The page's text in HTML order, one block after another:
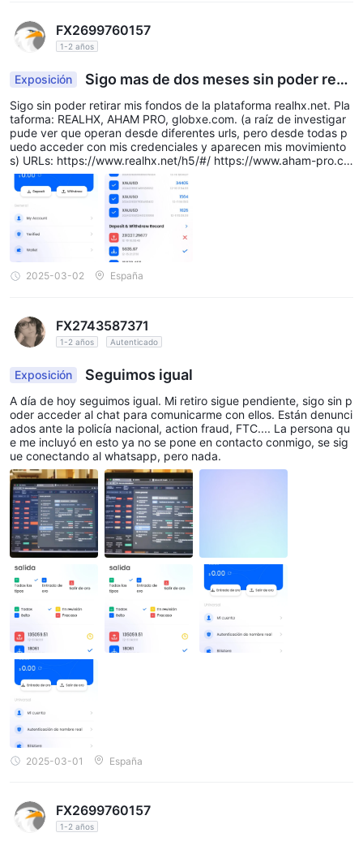
FX2699760157
1-2 años
Exposición
Sigo mas de dos meses sin poder retir
ar mi dinero
Sigo sin poder retirar mis fondos de la plataforma realhx.net. Pla
taforma: REALHX, AHAM PRO, globxe.com. (a raíz de investigar
pude ver que operan desde diferentes urls, pero desde todas p
uedo acceder con mis credenciales y aparecen mis movimiento
s) URLs: https://www.realhx.net/h5/#/ https://www.aham-pro.co
m/h5/#/ www.realhx.com https://www.globxe.com/pc/#/layout
Direcciones de entrada de dinero de la plataforma: Donde yo he
enviado dinero: 0xB25288C18442D52E5F3aA74e43875f8a069
C8797 (5.635,67 USDT el dia 15.12.24 de mi app trust, 15.878,
465 USDT el dia 15.12.24 de mi trust) 0x1A61E3A78D229FdF92
c6ad2722512Fc5D6002621 (8.313,11 USDT el dia 10.12.24 de m
i app trust, 1.134,99 USDT el dia 11.12.24 desde mi crypto bitfine
x) Estoy mas de dos meses sin posibilidad retirar mis fondos, no
emncionando "las ganancias". Este gente me han dejado en situ
2025-03-02 España
FX2743587371
1-2 años Autenticado
Exposición Seguimos igual
A día de hoy seguimos igual. Mi retiro sigue pendiente, sigo sin p
oder acceder al chat para comunicarme con ellos. Están denunci
ados ante la policía nacional, action fraud, FTC.... La persona qu
e me incluyó en esto ya no se pone en contacto conmigo, se sig
ue conectando al whatsapp, pero nada.
2025-03-01 España
FX2699760157
1-2 años